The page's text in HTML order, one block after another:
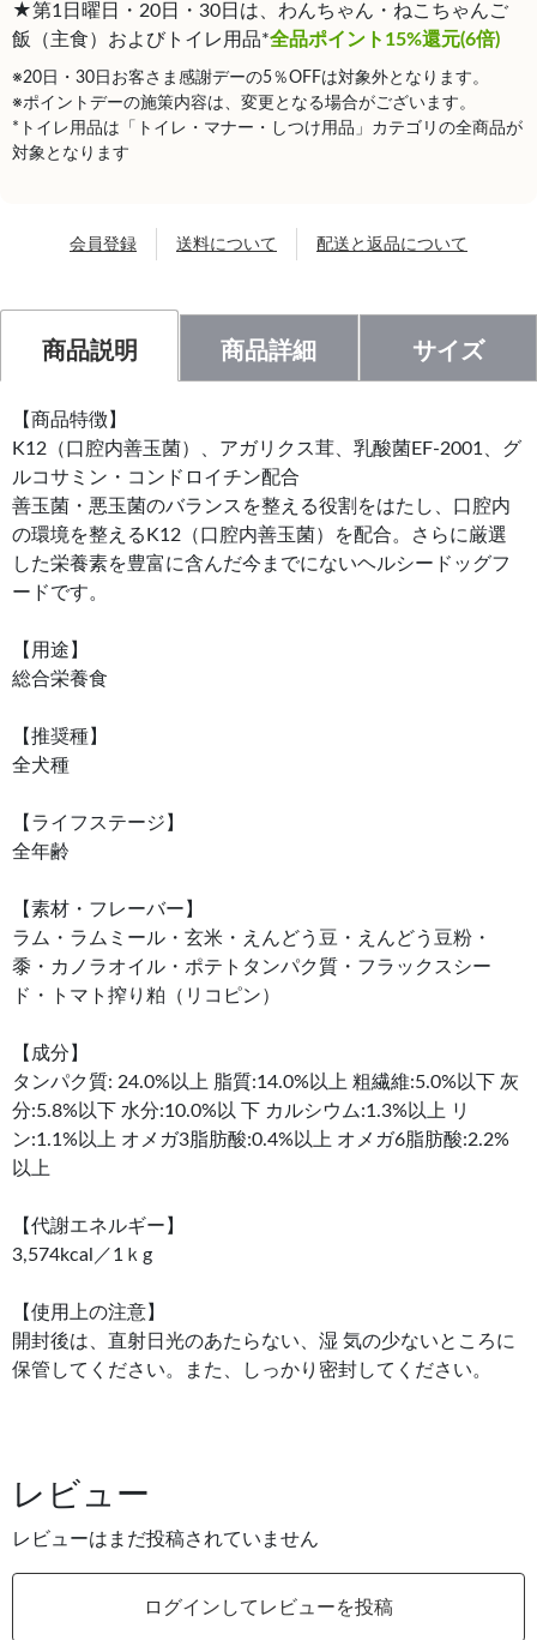
★第1日曜日・20日・30日は、わんちゃん・ねこちゃんご
飯（主食）およびトイレ用品*全品ポイント15%還元(6倍)
※20日・30日お客さま感謝デーの5％OFFは対象外となります。
※ポイントデーの施策内容は、変更となる場合がございます。
*トイレ用品は「トイレ・マナー・しつけ用品」カテゴリの全商品が
対象となります
会員登録 送料について 配送と返品について
商品説明 商品詳細 サイズ
【商品特徴】
K12（口腔内善玉菌）、アガリクス茸、乳酸菌EF-2001、グ
ルコサミン・コンドロイチン配合
善玉菌・悪玉菌のバランスを整える役割をはたし、口腔内
の環境を整えるK12（口腔内善玉菌）を配合。さらに厳選
した栄養素を豊富に含んだ今までにないヘルシードッグフ
ードです。
【用途】
総合栄養食
【推奨種】
全犬種
【ライフステージ】
全年齢
【素材・フレーバー】
ラム・ラムミール・玄米・えんどう豆・えんどう豆粉・
黍・カノラオイル・ポテトタンパク質・フラックスシー
ド・トマト搾り粕（リコピン）
【成分】
タンパク質: 24.0%以上 脂質:14.0%以上 粗繊維:5.0%以下 灰
分:5.8%以下 水分:10.0%以 下 カルシウム:1.3%以上 リ
ン:1.1%以上 オメガ3脂肪酸:0.4%以上 オメガ6脂肪酸:2.2%
以上
【代謝エネルギー】
3,574kcal／1ｋg
【使用上の注意】
開封後は、直射日光のあたらない、湿 気の少ないところに
保管してください。また、しっかり密封してください。
レビュー
レビューはまだ投稿されていません
ログインしてレビューを投稿